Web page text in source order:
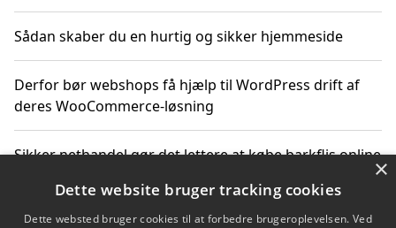
Sådan skaber du en hurtig og sikker hjemmeside
Derfor bør webshops få hjælp til WordPress drift af
deres WooCommerce-løsning
Sikker nethandel gør det lettere at købe barkflis online
Ting du bør vide før du vælger webbureau i Aarhus
×
Dette website bruger tracking cookies
Dette websted bruger cookies til at forbedre brugeroplevelsen. Ved